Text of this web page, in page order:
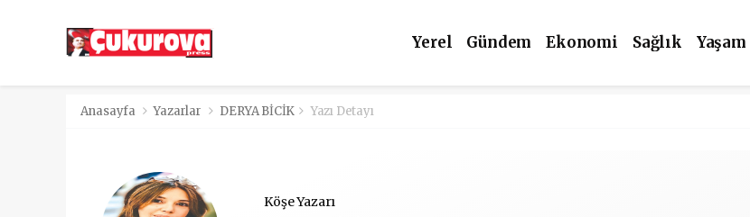
Yerel Gündem Ekonomi Sağlık Yaşam
Anasayfa Yazarlar DERYA BİCİK Yazı Detayı
Köşe Yazarı